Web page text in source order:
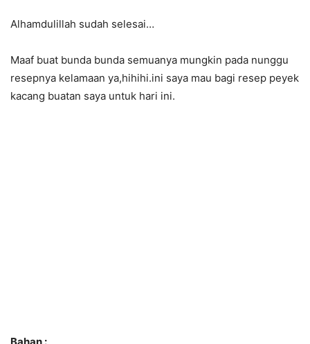
Alhamdulillah sudah selesai…
Maaf buat bunda bunda semuanya mungkin pada nunggu
resepnya kelamaan ya,hihihi.ini saya mau bagi resep peyek
kacang buatan saya untuk hari ini.